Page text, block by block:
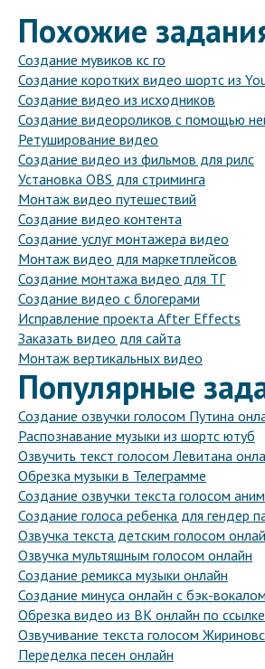
Похожие
Создание мувиков кс го
Создание коротких видео шортс из
Создание видео из исходников
Создание видеороликов с помощью
Ретуширование видео
Создание видео из фильмов для рилс
Установка OBS для стриминга
Монтаж видео путешествий
Создание видео контента
Создание услуг монтажера видео
Монтаж видео для маркетплейсов
Создание монтажа видео для ТГ
Создание видео с блогерами
Исправление проекта After Effects
Заказать видео для сайта
Монтаж вертикальных видео
Популярные
Создание озвучки голосом Путина
Распознавание музыки из шортс ютуб
Озвучить текст голосом Левитана
Обрезка музыки в Телеграмме
Создание озвучки текста голосом
Создание голоса ребенка для гендер
Озвучка текста детским голосом
Озвучка мультяшным голосом онлайн
Создание ремикса музыки онлайн
Создание минуса онлайн с бэк-вокалом
Обрезка видео из ВК онлайн по ссылке
Озвучивание текста голосом
Переделка песен онлайн